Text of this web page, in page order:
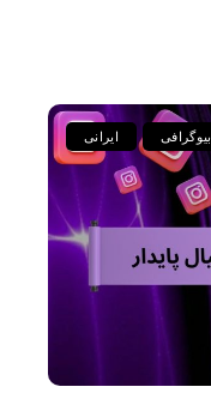
ایرانی بیوگرافی